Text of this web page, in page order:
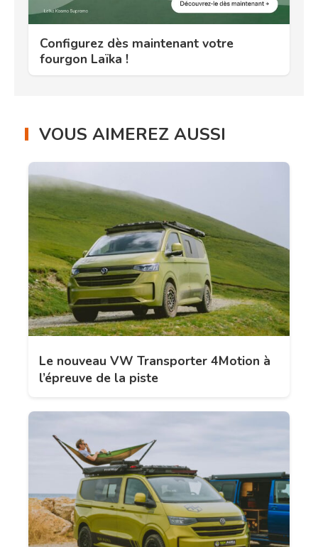
Configurez dès maintenant votre
fourgon Laïka !
VOUS AIMEREZ AUSSI
Le nouveau VW Transporter 4Motion à
l’épreuve de la piste